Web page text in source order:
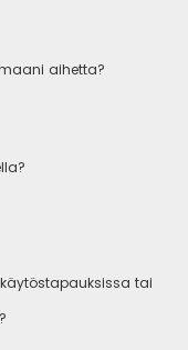
aihetta?
tai